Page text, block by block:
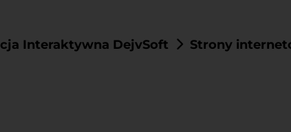
Interaktywna DejvSoft Strony